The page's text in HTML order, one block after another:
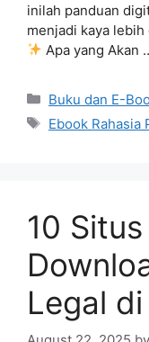
inilah panduan
menjadi kaya lebih
Apa yang Akan
Categories
Buku dan E-
Tags
Ebook Rahasia
10
Legal